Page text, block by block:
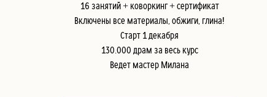
16 занятий + коворкинг + сертификат
Включены все материалы, обжиги, глина!
Старт 1 декабря
130.000 драм за весь курс
Ведет мастер Милана